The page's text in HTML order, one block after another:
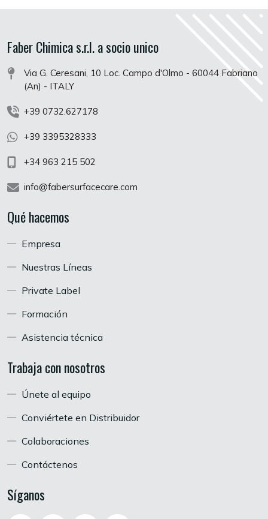
Faber Chimica s.r.l. a socio unico
Via G. Ceresani, 10 Loc. Campo d'Olmo - 60044 Fabriano
(An) - ITALY
+39 0732.627178
+39 3395328333
+34 963 215 502
info@fabersurfacecare.com
Qué hacemos
Empresa
Nuestras Líneas
Private Label
Formación
Asistencia técnica
Trabaja con nosotros
Únete al equipo
Conviértete en Distribuidor
Colaboraciones
Contáctenos
Síganos